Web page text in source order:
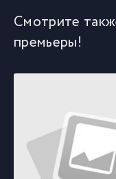
Смотрите
премьеры!